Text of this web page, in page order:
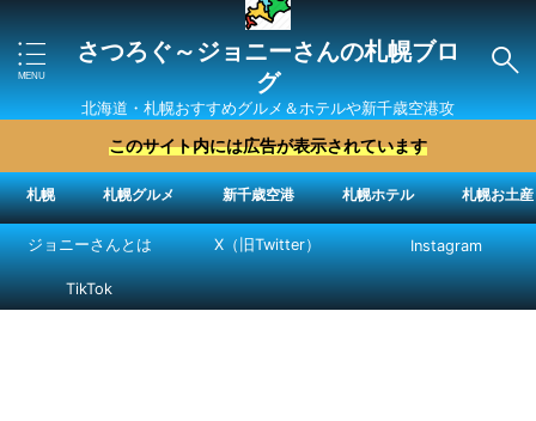
さつろぐ～ジョニーさんの札幌ブロ
グ
北海道・札幌おすすめグルメ＆ホテルや新千歳空港攻
略法を紹介 ″ジョニーさん“で検索
このサイト内には広告が表示されています
札幌 札幌グルメ 新千歳空港 札幌ホテル 札幌お土産
ジョニーさんとは X（旧Twitter） Instagram
TikTok